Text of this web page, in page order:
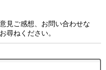
見ご感想、お問い合わせな
尋ねください。